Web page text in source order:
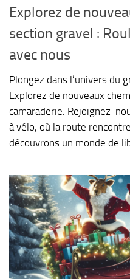
Explorez de
section gravel :
avec nous
Plongez dans l’univers du
Explorez de nouveaux
camaraderie. Rejoignez-
à vélo, où la route
découvrons un monde de